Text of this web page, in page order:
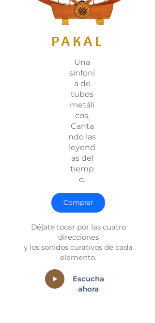
PAKAL
Una
sinfoní
a de
tubos
metáli
cos,
Canta
ndo las
leyend
as del
tiemp
o.
Comprar
Déjate tocar por las cuatro
direcciones
y los sonidos curativos de cada
elemento.
Escucha
ahora